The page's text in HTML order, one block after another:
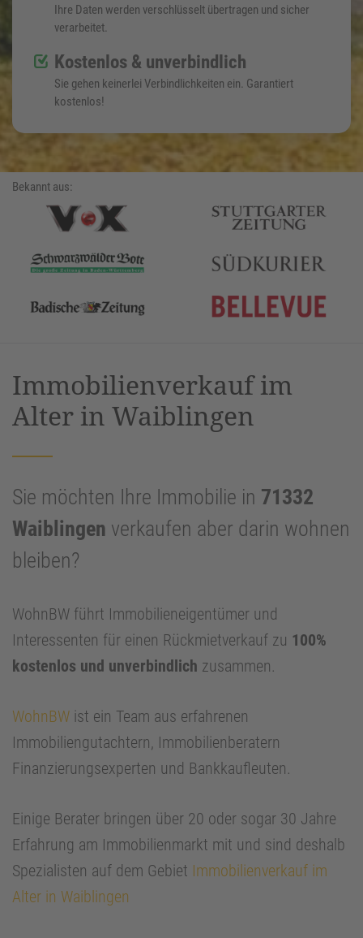
Ihre Daten werden verschlüsselt übertragen und sicher
verarbeitet.
Kostenlos & unverbindlich
Sie gehen keinerlei Verbindlichkeiten ein. Garantiert
kostenlos!
Bekannt aus:
Immobilienverkauf im
Alter in Waiblingen
Sie möchten Ihre Immobilie in 71332
Waiblingen verkaufen aber darin wohnen
bleiben?
WohnBW führt Immobilieneigentümer und
Interessenten für einen Rückmietverkauf zu 100%
kostenlos und unverbindlich zusammen.
WohnBW ist ein Team aus erfahrenen
Immobiliengutachtern, Immobilienberatern
Finanzierungsexperten und Bankkaufleuten.
Einige Berater bringen über 20 oder sogar 30 Jahre
Erfahrung am Immobilienmarkt mit und sind deshalb
Spezialisten auf dem Gebiet Immobilienverkauf im
Alter in Waiblingen